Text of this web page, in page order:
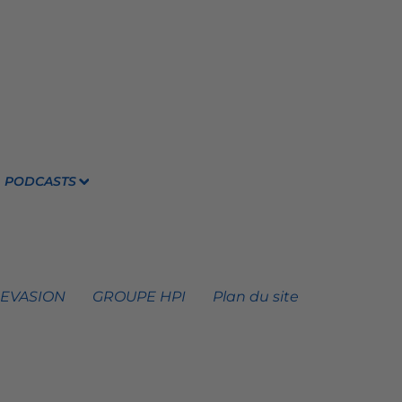
PODCASTS
GROUPE HPI Plan du site